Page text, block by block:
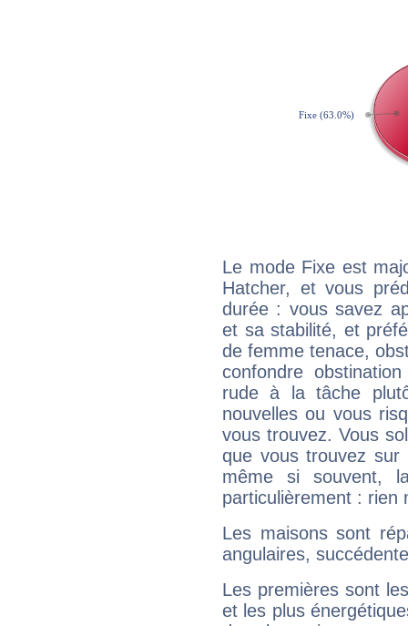
Le mode Fixe est
Hatcher, et vous
durée : vous savez
et sa stabilité, et
de femme tenace,
confondre
rude à la tâche
nouvelles ou vous
vous trouvez. Vous
que vous trouvez
même si souvent,
particulièrement : rien
Les maisons sont
angulaires,
Les premières sont
et les plus